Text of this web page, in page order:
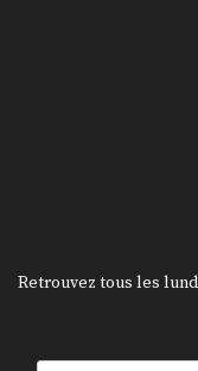
Retrouvez tous les